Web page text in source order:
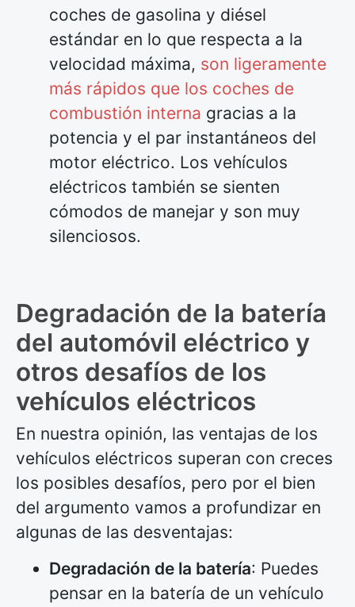
coches de gasolina y diésel
estándar en lo que respecta a la
velocidad máxima, son ligeramente
más rápidos que los coches de
combustión interna gracias a la
potencia y el par instantáneos del
motor eléctrico. Los vehículos
eléctricos también se sienten
cómodos de manejar y son muy
silenciosos.
Degradación de la batería
del automóvil eléctrico y
otros desafíos de los
vehículos eléctricos
En nuestra opinión, las ventajas de los
vehículos eléctricos superan con creces
los posibles desafíos, pero por el bien
del argumento vamos a profundizar en
algunas de las desventajas:
Degradación de la batería: Puedes
pensar en la batería de un vehículo